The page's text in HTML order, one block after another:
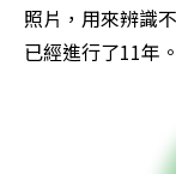
照片，用來辨識
已經進行了11年。